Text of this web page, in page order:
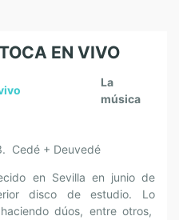
EN VIVO
La
música
Cedé + Deuvedé
en Sevilla en junio de
disco de estudio. Lo
dúos, entre otros,